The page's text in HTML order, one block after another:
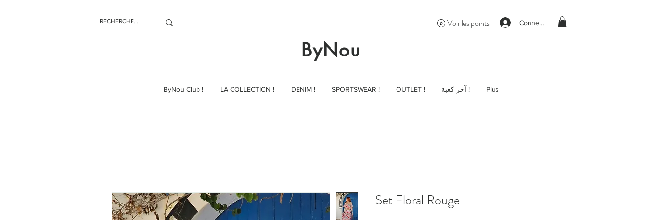
Connexion
Voir les points
ByNou
ByNou Club ! LA COLLECTION ! DENIM ! SPORTSWEAR ! OUTLET ! آخر كعبة ! Plus
Set Floral Rouge